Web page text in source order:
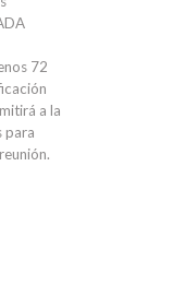
72
a la
para